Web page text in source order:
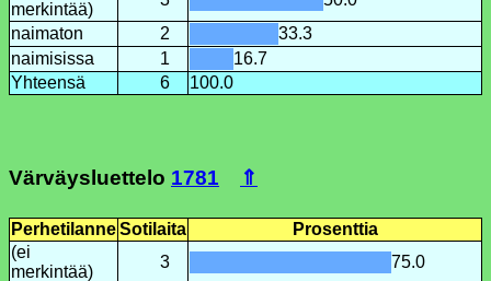
merkintää)
naimaton
2
33.3
naimisissa
1
16.7
Yhteensä
6 100.0
Värväysluettelo 1781 ⇑
PerhetilanneSotilaita
Prosenttia
(ei
merkintää)
3
75.0